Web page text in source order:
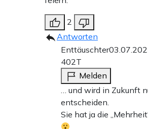
2
Antworten
Enttäuschter
402T
Melden
… und wird in Zukunft
entscheiden.
Sie hat ja die